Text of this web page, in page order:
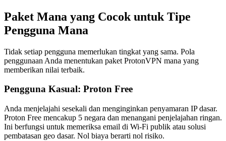
Paket Mana yang Cocok untuk Tipe
Pengguna Mana
Tidak setiap pengguna memerlukan tingkat yang sama. Pola
penggunaan Anda menentukan paket ProtonVPN mana yang
memberikan nilai terbaik.
Pengguna Kasual: Proton Free
Anda menjelajahi sesekali dan menginginkan penyamaran IP dasar.
Proton Free mencakup 5 negara dan menangani penjelajahan ringan.
Ini berfungsi untuk memeriksa email di Wi-Fi publik atau solusi
pembatasan geo dasar. Nol biaya berarti nol risiko.